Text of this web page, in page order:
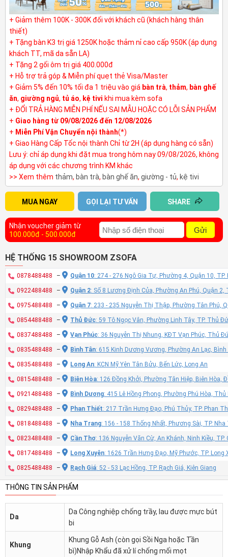
+ Giảm thêm 100K - 300K đối với khách cũ (khách hàng thân
thiết)
+ Tặng bàn K3 trị giá 1250K hoặc thảm nỉ cao cấp 950K (áp dụng
khách TT, mã da sẵn LA)
+ Tặng 2 gối ôm trị giá 400.000đ
+ Hỗ trợ trả góp & Miễn phí quẹt thẻ Visa/Master
+ Giảm 5% đến 10% tối đa 1 triệu vào giá bàn trà, thảm, bàn ghế
ăn, giường ngủ, tủ áo, kệ tivi khi mua kèm sofa
+ ĐỔI TRẢ HÀNG MIỄN PHÍ NẾU SAI MẪU HOẶC CÓ LỖI SẢN PHẨM
+ Giao hàng từ 09/08/2026 đến 12/08/2026
+ Miễn Phí Vận Chuyển nội thành(*)
+ Giao Hàng Cấp Tốc nội thành Chỉ từ 2H (áp dụng hàng có sẵn)
Lưu ý: chỉ áp dụng khi đặt mua trong hôm nay 09/08/2026, không
áp dụng với các chương trình KM khác
>> Xem thêm thảm, bàn trà, bàn ghế ăn, giường - tủ, kệ tivi
MUA NGAY GỌI LẠI TƯ VẤN SHARE
Nhận voucher giảm từ
100.000đ - 500.000đ
Gửi
HỆ THỐNG 15 SHOWROOM ZSOFA
0878488488 – Quận 10: 274 - 276 Ngô Gia Tự, Phường 4, Quận 10, TP.
0922488488 – Quận 2: Số 8 Lương Định Của, Phường An Phú, Quận 2,
0975488488 – Quận 7: 233 - 235 Nguyễn Thị Thập, Phường Tân Phú,
0854488488 – Thủ Đức: 59 Tô Ngọc Vân, Phường Linh Tây, TP. Thủ
0837488488 – Vạn Phúc: 36 Nguyễn Thị Nhung, KĐT Vạn Phúc, Thủ
0835488488 – Bình Tân: 615 Kinh Dương Vương, Phường An Lạc, Bình
0835488488 – Long An: KCN Mỹ Yên Tân Bửu, Bến Lức, Long An
0815488488 – Biên Hòa: 126 Đồng Khởi, Phường Tân Hiệp, Biên Hòa,
0921488488 – Bình Dương: 415 Lê Hồng Phong, Phường Phú Hòa,
0829488488 – Phan Thiết: 217 Trần Hưng Đạo, Phú Thủy, TP. Phan
0818488488 – Nha Trang: 156 - 158 Thống Nhất, Phương Sài, TP.
0823488488 – Cần Thơ: 136 Nguyễn Văn Cừ, An Khánh, Ninh Kiều,
0817488488 – Long Xuyên: 1626 Trần Hưng Đạo, Mỹ Phước, TP. Long
0825488488 – Rạch Giá: 52 - 53 Lạc Hồng, TP. Rạch Giá, Kiên Giang
THÔNG TIN SẢN PHẨM
Da
Da Công nghiệp chống trầy, lau được mực bút
bi
Khung
Khung Gỗ Ash (còn gọi Sồi Nga hoặc Tần
bì)Nhập Khẩu đã xử lí chống mối mọt